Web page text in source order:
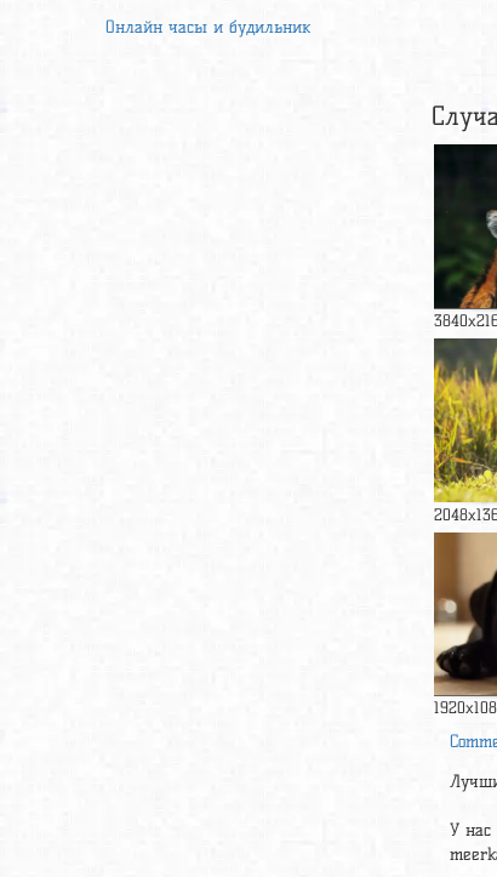
Онлайн часы и будильник
У нас